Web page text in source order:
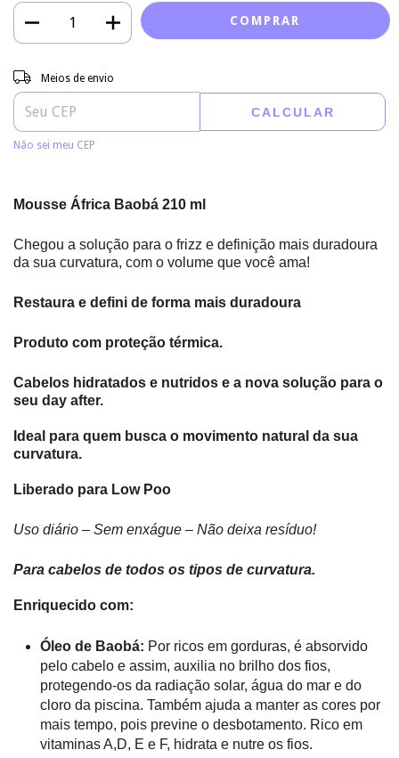
Entregas para o CEP:
Meios de envio
CALCULAR
Não sei meu CEP
Mousse África Baobá 210 ml
Chegou a solução para o frizz e definição mais duradoura
da sua curvatura, com o volume que você ama!
Restaura e defini de forma mais duradoura
Produto com proteção térmica.
Cabelos hidratados e nutridos e a nova solução para o
seu day after.
Ideal para quem busca o movimento natural da sua
curvatura.
Liberado para Low Poo
Uso diário – Sem enxágue – Não deixa resíduo!
Para cabelos de todos os tipos de curvatura.
Enriquecido com:
Óleo de Baobá: Por ricos em gorduras, é absorvido
pelo cabelo e assim, auxilia no brilho dos fios,
protegendo-os da radiação solar, água do mar e do
cloro da piscina. Também ajuda a manter as cores por
mais tempo, pois previne o desbotamento. Rico em
vitaminas A,D, E e F, hidrata e nutre os fios.